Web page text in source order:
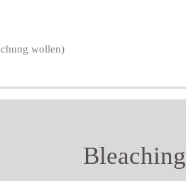
wollen)
Bleaching